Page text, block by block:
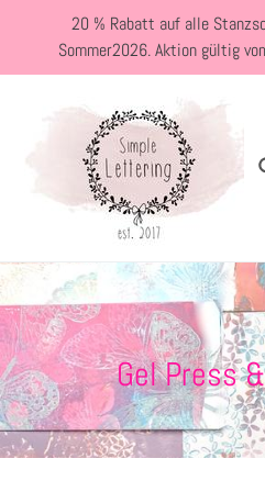
Inhalt
20 % Rabatt auf alle
Sommer2026. Aktion gültig
Neuheiten
Kreativblog
Stanzschablonen
Startseite › Gel Press & Zubehör
S
a
m
Gel Press